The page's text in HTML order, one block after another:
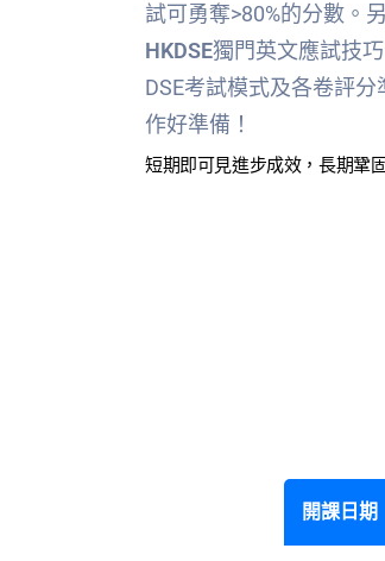
試可勇奪>80%的分數。
HKDSE獨門英文應試技
DSE考試模式及各卷評分
作好準備！
短期即可見進步成效，長期鞏
開課日期